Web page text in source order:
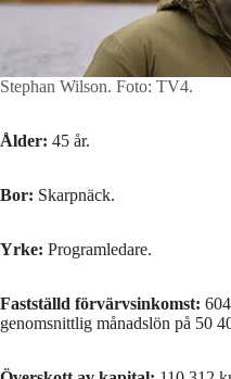
Stephan Wilson. Foto: TV4.
Ålder: 45 år.
Bor: Skarpnäck.
Yrke: Programledare.
Fastställd förvärvsinkomst:
genomsnittlig månadslön på 50